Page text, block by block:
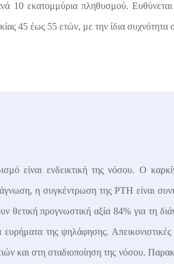
10 εκατομμύρια πληθυσμού.
45 έως 55 ετών, με την ίδια συχνότητα
είναι ενδεικτική της νόσου. Ο
η συγκέντρωση της PTHείναι
θετική προγνωστική αξία 84% για τη
της ψηλάφησης. Απεικονιστικές
και στη σταδιοποίηση της νόσου.